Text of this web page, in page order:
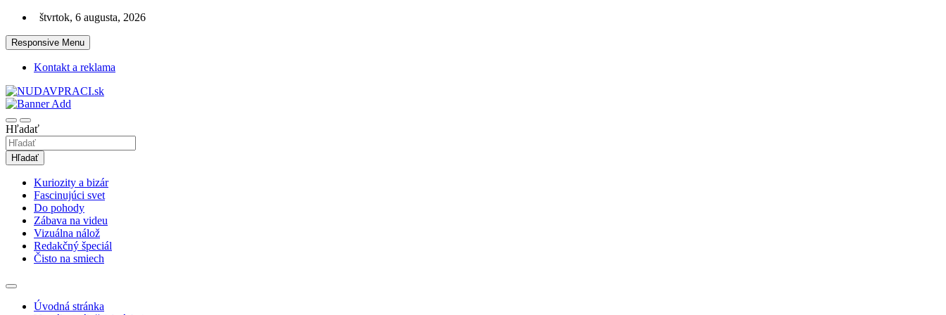
Skip
content
štvrtok, 6 augusta, 2026
Responsive Menu
Kontakt a reklama
nudaVpráci.sk
Hľadať
Hľadať
Kuriozity a bizár
Fascinujúci svet
Do pohody
Zábava na videu
Vizuálna nálož
Redakčný špeciál
Čisto na smiech
Úvodná stránka